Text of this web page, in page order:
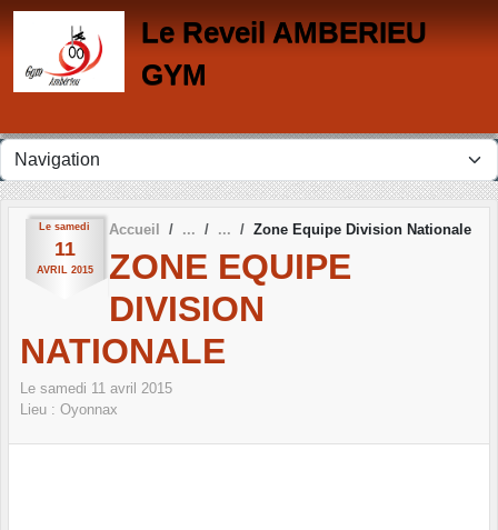
Le Reveil AMBERIEU
GYM
Le samedi
11
AVRIL 2015
Accueil Zone Equipe Division Nationale
ZONE EQUIPE
DIVISION
NATIONALE
Le samedi 11 avril 2015
Lieu : Oyonnax
Panneau de gestion des cookies